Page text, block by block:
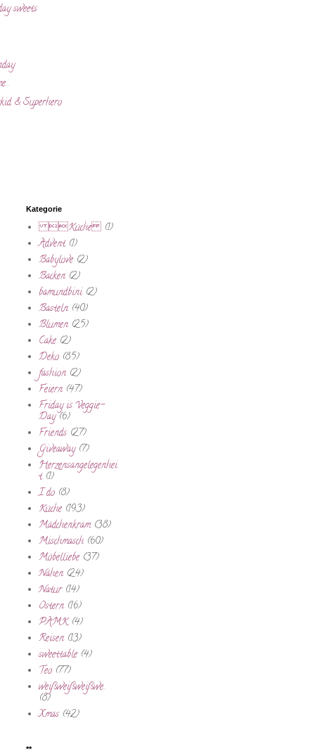
sweets
& Superhero
Kategorie
Küche (1)
Advent (1)
Babylove (2)
Backen (2)
bamundbini (2)
Basteln (40)
Blumen (25)
Cake (2)
Deko (85)
fashion (2)
Feiern (47)
Friday is Veggie-
Day(6)
Friends (27)
Giveaway (7)
Herzensangelegenhei
t (1)
I do (8)
Küche (193)
Mädchenkram (38)
Mischmasch (60)
Möbelliebe (37)
Nähen (24)
Natur (14)
Ostern (16)
PAMK (4)
Reisen (13)
sweettable (4)
Teo (77)
weißweißweißwe..
(8)
Xmas (42)
**